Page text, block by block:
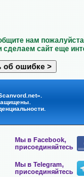
нам
сделаем сайт еще
.
Мы в Facebook,
присоединяйтесь
Мы в Telegram,
присоединяйтесь